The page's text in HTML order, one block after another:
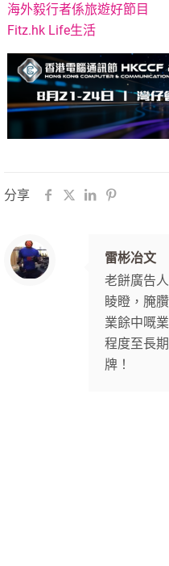
海外毅行者係旅遊好節目
Fitz.hk Life生活
分享
雷彬冶文
老餅廣告
睖瞪，腌
業餘中嘅
程度至長
牌！